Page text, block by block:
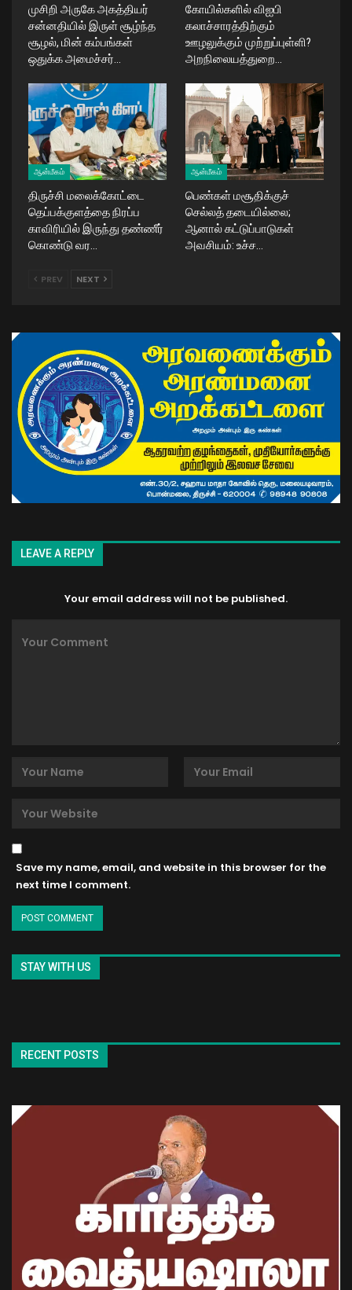
முசிறி அருகே அகத்தியர்
சன்னதியில் இருள் சூழ்ந்த
சூழல், மின் கம்பங்கள்
ஒதுக்க அமைச்சர்…
கோயில்களில் விஐபி
கலாச்சாரத்திற்கும்
ஊழலுக்கும் முற்றுப்புள்ளி?
அறநிலையத்துறை…
ஆன்மீகம்
திருச்சி மலைக்கோட்டை
தெப்பக்குளத்தை நிரப்ப
காவிரியில் இருந்து தண்ணீர்
கொண்டு வர…
ஆன்மீகம்
பெண்கள் மசூதிக்குச்
செல்லத் தடையில்லை;
ஆனால் கட்டுப்பாடுகள்
அவசியம்: உச்ச…
PREV NEXT
LEAVE A REPLY
Your email address will not be published.
Save my name, email, and website in this browser for the
next time I comment.
STAY WITH US
RECENT POSTS